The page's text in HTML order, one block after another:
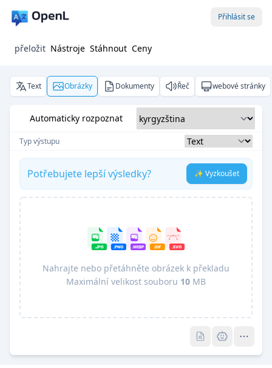
Přihlásit se
přeložit Nástroje Stáhnout Ceny
Text Obrázky Dokumenty Řeč webové stránky
Automaticky rozpoznat
Typ výstupu
Potřebujete lepší výsledky? ✨ Vyzkoušet
Nahrajte nebo přetáhněte obrázek k překladu
Maximální velikost souboru 10 MB